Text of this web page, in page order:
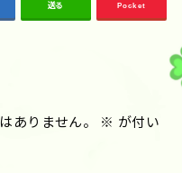
送る Pocket
ありません。 ※ が付い